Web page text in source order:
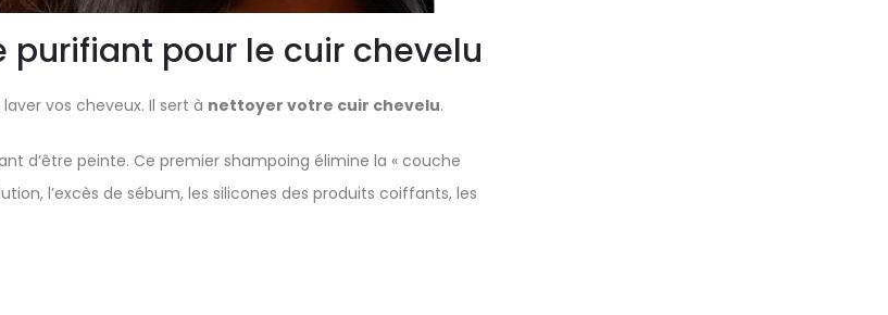
purifiant pour le cuir chevelu
vos cheveux. Il sert à nettoyer votre cuir chevelu.
d’être peinte. Ce premier shampoing élimine la « couche
l’excès de sébum, les silicones des produits coiffants, les